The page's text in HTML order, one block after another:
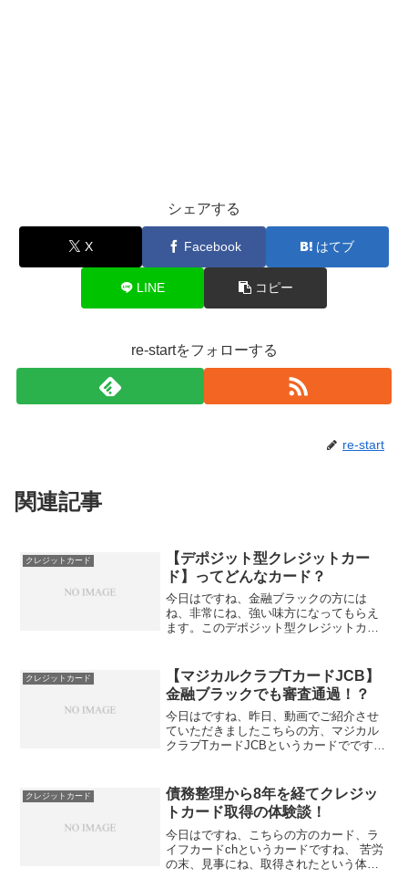
シェアする
X Facebook はてブ
LINE コピー
re-startをフォローする
re-start
関連記事
クレジットカード
【デポジット型クレジットカー
ド】ってどんなカード？
今日はですね、金融ブラックの方には
ね、非常にね、強い味方になってもらえ
ます。このデポジット型クレジットカー
すね、あとは、ライフカードのデポジッ
トカードもあるかと思います...
クレジットカード
【マジカルクラブTカードJCB】
金融ブラックでも審査通過！？
今日はですね、昨日、動画でご紹介させ
ていただきましたこちらの方、マジカル
クラブTカードJCBというカードでです
させていただきました。こちらの方のカ
ードなんですけども、...
クレジットカード
債務整理から8年を経てクレジッ
トカード取得の体験談！
今日はですね、こちらの方のカード、ラ
イフカードchというカードですね、 苦労
の末、見事にね、取得されたという体験